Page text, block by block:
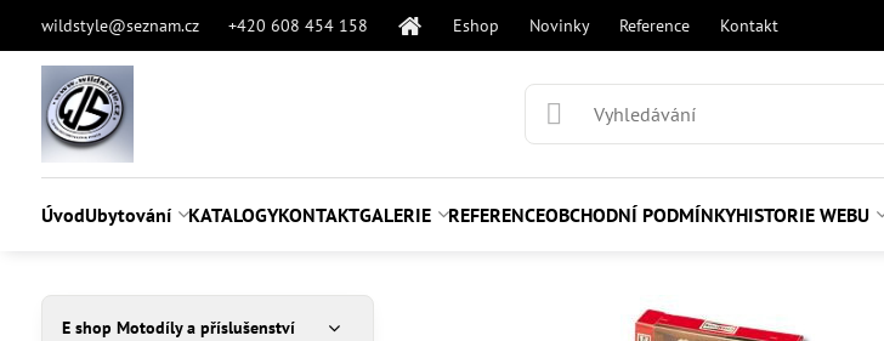
wildstyle@seznam.cz +420 608 454 158 Eshop Novinky Reference Kontakt
ÚvodUbytování KATALOGYKONTAKTGALERIE REFERENCEOBCHODNÍ PODMÍNKYHISTORIE WEBU
E shop Motodíly a příslušenství